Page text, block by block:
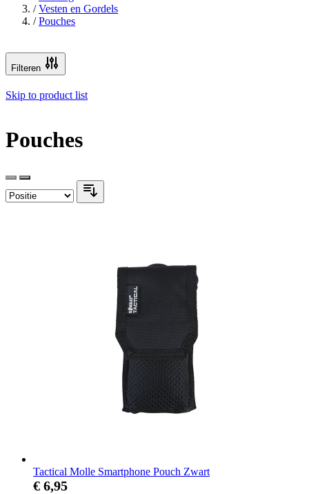
/ Vesten en Gordels
/ Pouches
Filteren
Skip to product list
Pouches
Tactical Molle Smartphone Pouch Zwart
€ 6,95